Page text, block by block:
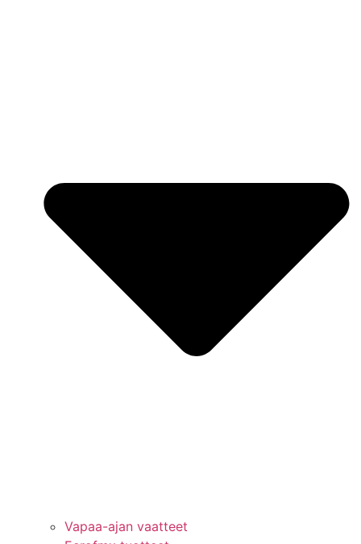
Vapaa-ajan vaatteet